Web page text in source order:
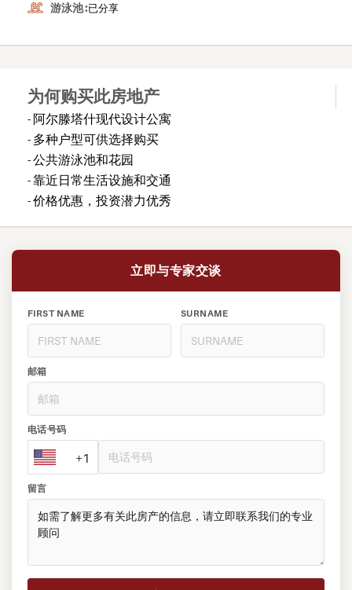
游泳池 :已分享
为何购买此房地产
- 阿尔滕塔什现代设计公寓
- 多种户型可供选择购买
- 公共游泳池和花园
- 靠近日常生活设施和交通
- 价格优惠，投资潜力优秀
立即与专家交谈
FIRST NAME SURNAME
邮箱
电话号码
+1
留言